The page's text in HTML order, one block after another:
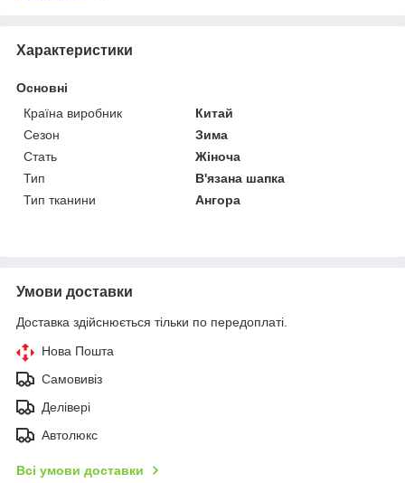
Характеристики
Основні
Країна виробник
Китай
Сезон
Зима
Стать
Жіноча
Тип
В'язана шапка
Тип тканини
Ангора
Умови доставки
Доставка здійснюється тільки по передоплаті.
Нова Пошта
Самовивіз
Делівері
Автолюкс
Всі умови доставки